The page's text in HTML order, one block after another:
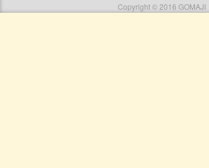
Copyright © 2016 GOMAJI